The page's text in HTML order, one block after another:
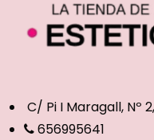
C/ Pi I Maragall, Nº
656995641